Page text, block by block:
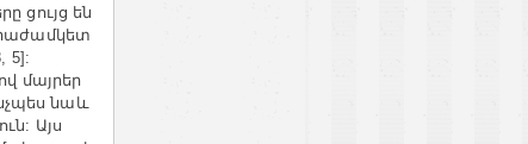
ցույց են
5]:
մայրեր
նաև
: Այս